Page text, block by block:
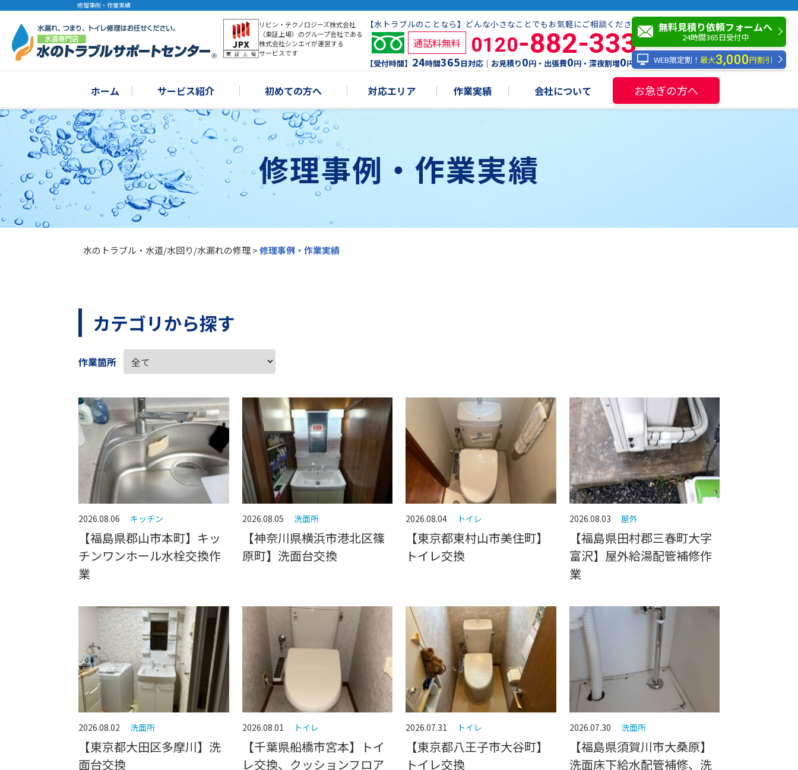
修理事例・作業実績
リビン・テクノロジーズ株式会社
（東証上場）のグループ会社である
株式会社シンエイが運営する
サービスです
【水トラブルのことなら】どんな小さなことでもお気軽にご相談ください！
通話料無料 0120-882-333
【受付時間】 24時間365日対応｜お見積り0円・出張費0円・深夜割増0円
無料見積り依頼フォームへ
24時間365日受付中
WEB限定割！ 最大3,000円割引
ホーム サービス紹介 初めての方へ 対応エリア 作業実績 会社について お急ぎの方へ
修理事例・作業実績
水のトラブル・水道/水回り/水漏れの修理>修理事例・作業実績
カテゴリから探す
作業箇所
2026.08.06 キッチン
【福島県郡山市本町】キッ
チンワンホール水栓交換作
業
2026.08.05 洗面所
【神奈川県横浜市港北区篠
原町】洗面台交換
2026.08.04 トイレ
【東京都東村山市美住町】
トイレ交換
2026.08.03 屋外
【福島県田村郡三春町大字
富沢】屋外給湯配管補修作
業
2026.08.02 洗面所
【東京都大田区多摩川】洗
面台交換
2026.08.01 トイレ
【千葉県船橋市宮本】トイ
レ交換、クッションフロア
2026.07.31 トイレ
【東京都八王子市大谷町】
トイレ交換
2026.07.30 洗面所
【福島県須賀川市大桑原】
洗面床下給水配管補修、洗